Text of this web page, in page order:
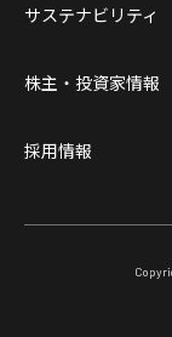
サステナビリティ
株主・投資家情報
採用情報